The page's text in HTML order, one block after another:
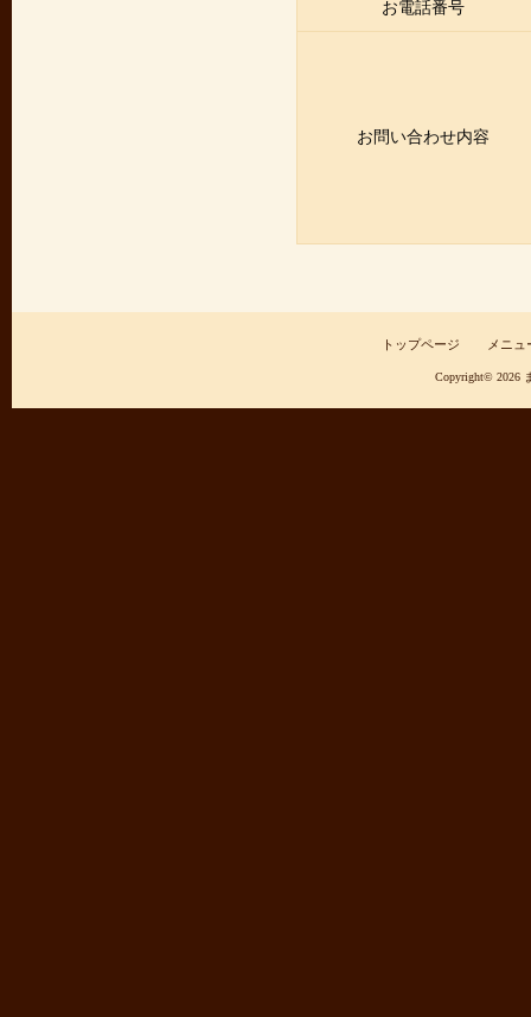
お電話番号
お問い合わせ内容
トップページ メニュ
Copyright© 2026